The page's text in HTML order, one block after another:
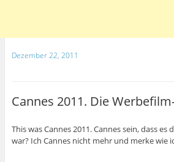
Dezember 22, 2011
Cannes 2011. Die
This was Cannes 2011. Cannes sein, dass es
war? Ich Cannes nicht mehr und merke wie